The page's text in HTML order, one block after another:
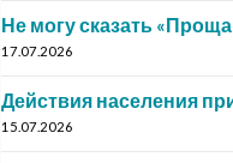
Не могу сказать
17.07.2026
Действия населения
15.07.2026